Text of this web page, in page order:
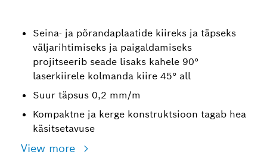
Seina- ja põrandaplaatide kiireks ja täpseks
väljarihtimiseks ja paigaldamiseks
projitseerib seade lisaks kahele 90°
laserkiirele kolmanda kiire 45° all
Suur täpsus 0,2 mm/m
Kompaktne ja kerge konstruktsioon tagab hea
käsitsetavuse
View more